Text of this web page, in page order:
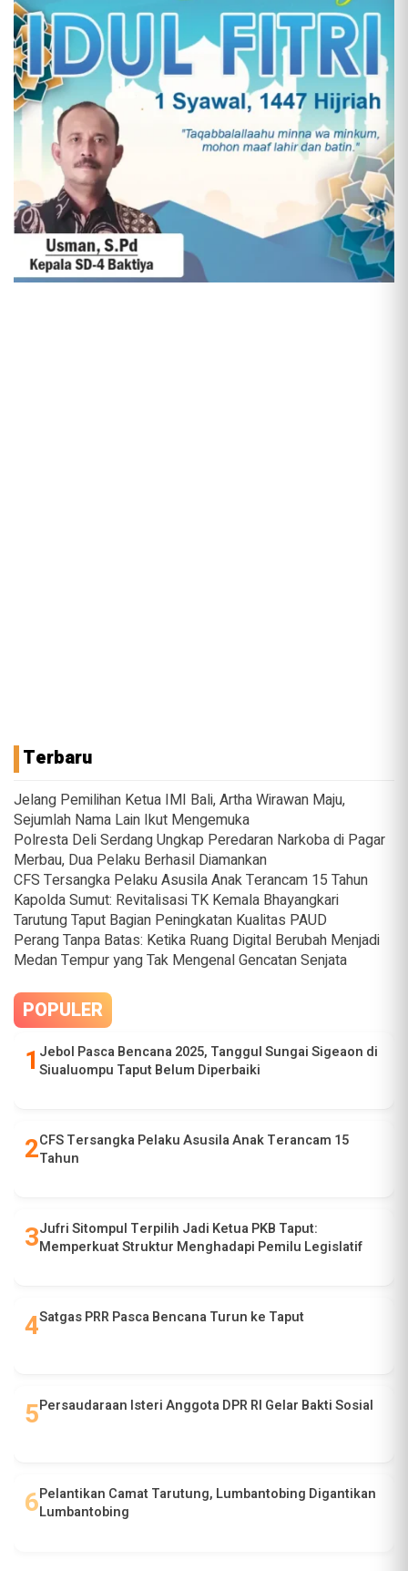
Terbaru
Jelang Pemilihan Ketua IMI Bali, Artha Wirawan Maju,
Sejumlah Nama Lain Ikut Mengemuka
Polresta Deli Serdang Ungkap Peredaran Narkoba di Pagar
Merbau, Dua Pelaku Berhasil Diamankan
CFS Tersangka Pelaku Asusila Anak Terancam 15 Tahun
Kapolda Sumut: Revitalisasi TK Kemala Bhayangkari
Tarutung Taput Bagian Peningkatan Kualitas PAUD
Perang Tanpa Batas: Ketika Ruang Digital Berubah Menjadi
Medan Tempur yang Tak Mengenal Gencatan Senjata
POPULER
Jebol Pasca Bencana 2025, Tanggul Sungai Sigeaon di
Siualuompu Taput Belum Diperbaiki
CFS Tersangka Pelaku Asusila Anak Terancam 15
Tahun
Jufri Sitompul Terpilih Jadi Ketua PKB Taput:
Memperkuat Struktur Menghadapi Pemilu Legislatif
Satgas PRR Pasca Bencana Turun ke Taput
Persaudaraan Isteri Anggota DPR RI Gelar Bakti Sosial
Pelantikan Camat Tarutung, Lumbantobing Digantikan
Lumbantobing